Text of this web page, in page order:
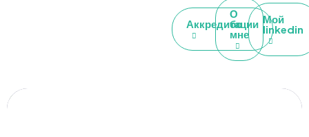
Аккредитации
О
бо
мне
Мой
linkedin